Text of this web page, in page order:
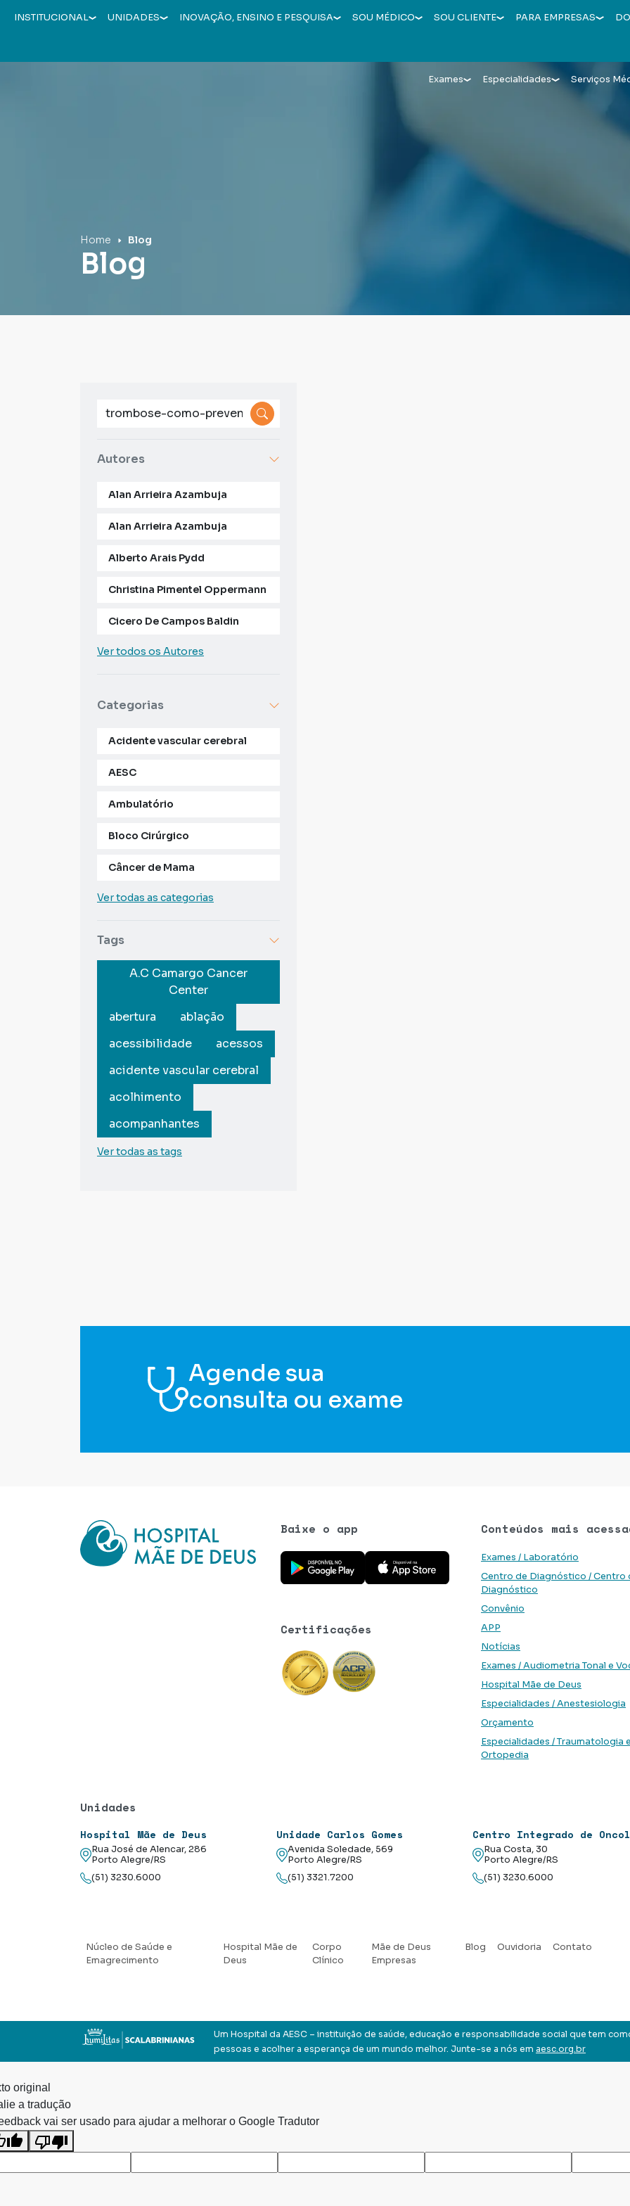
INSTITUCIONAL UNIDADES INOVAÇÃO, ENSINO E PESQUISA SOU MÉDICO SOU CLIENTE PARA EMPRESAS
Exames Especialidades Serviços
Home Blog
Blog
Autores
Alan Arrieira Azambuja
Alan Arrieira Azambuja
Alberto Arais Pydd
Christina Pimentel Oppermann
Cicero De Campos Baldin
Ver todos os Autores
Categorias
Acidente vascular cerebral
AESC
Ambulatório
Bloco Cirúrgico
Câncer de Mama
Ver todas as categorias
Tags
A.C Camargo Cancer
Center
abertura
ablação
acessibilidade
acessos
acidente vascular cerebral
acolhimento
acompanhantes
Ver todas as tags
Agende sua
consulta ou exame
Conteúdos mais
Exames / Laboratório
Centro de Diagnóstico / Centro
Diagnóstico
Convênio
APP
Notícias
Exames / Audiometria Tonal e
Hospital Mãe de Deus
Especialidades / Anestesiologia
Orçamento
Especialidades / Traumatologia e
Ortopedia
Baixe o app
Baixe o aplicativo na Google Play Store
Baixe o aplicativo na App Store
Certificações
Unidades
Hospital Mãe de Deus
Rua José de Alencar, 286
Porto Alegre/RS
(51) 3230.6000
Unidade Carlos Gomes
Avenida Soledade, 569
Porto Alegre/RS
(51) 3321.7200
Centro Integrado de
Rua Costa, 30
Porto Alegre/RS
(51) 3230.6000
Núcleo de Saúde e
Emagrecimento
Hospital Mãe de
Deus
Corpo
Clínico
Mãe de Deus
Empresas
Blog Ouvidoria Contato
Um Hospital da AESC – instituição de saúde, educação e responsabilidade social que tem
pessoas e acolher a esperança de um mundo melhor. Junte-se a nós em aesc.org.br
original
a tradução
vai ser usado para ajudar a melhorar o Google Tradutor